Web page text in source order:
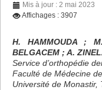
Mis à jour : 2 mai 2023
Affichages : 3907
H. HAMMOUDA ;
BELGACEM ; A.
Service d’orthopédie
Faculté de Médecine
Université de Monastir,